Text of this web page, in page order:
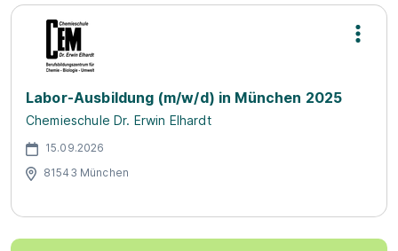
Labor-Ausbildung (m/w/d) in München 2025
Chemieschule Dr. Erwin Elhardt
15.09.2026
81543 München